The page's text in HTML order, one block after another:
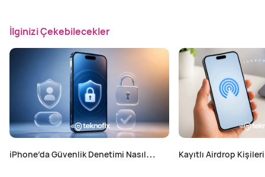
İlginizi Çekebilecekler
iPhone’da Güvenlik Denetimi Nasıl
Kayıtlı Airdrop